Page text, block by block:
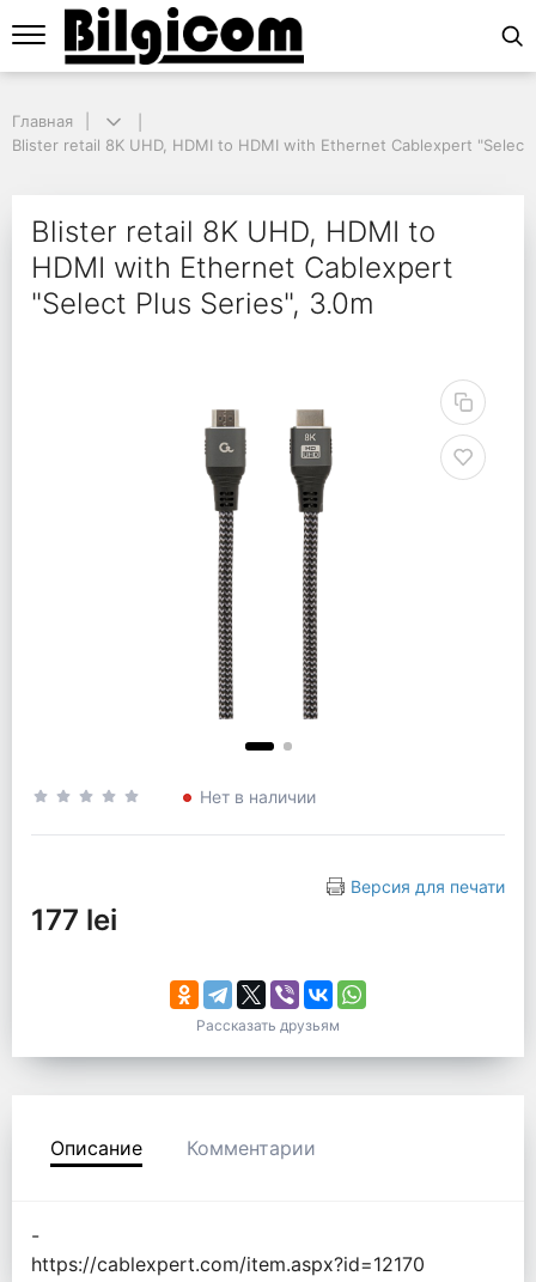
Blister retail 8K UHD, HDMI to HDMI with Ethernet Cablexpert "Select
Blister retail 8K UHD,
Главная
Blister retail 8K UHD, HDMI to HDMI with Ethernet Cablexpert "Select
Blister retail 8K UHD, HDMI to
HDMI with Ethernet Cablexpert
"Select Plus Series", 3.0m
Нет в наличии
Версия для печати
177 lei
Рассказать друзьям
Описание Комментарии
-
https://cablexpert.com/item.aspx?id=12170